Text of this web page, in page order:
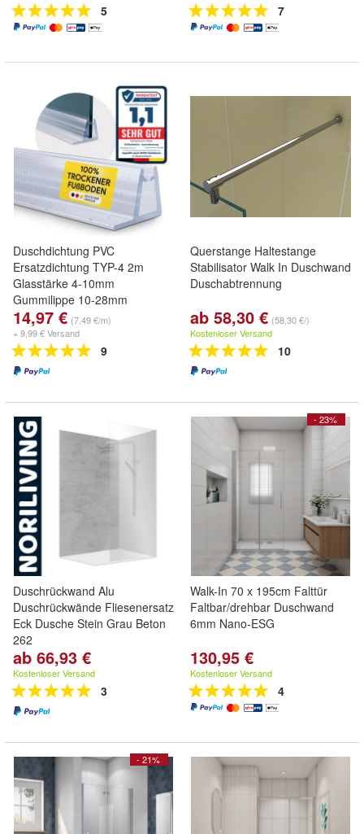
5 7
Duschdichtung PVC
Ersatzdichtung TYP-4 2m
Glasstärke 4-10mm
Gummilippe 10-28mm
14,97 € (7,49 €/m)
+ 9,99 € Versand
9
Querstange Haltestange
Stabilisator Walk In Duschwand
Duschabtrennung
ab 58,30 € (58,30 €/)
Kostenloser Versand
10
Duschrückwand Alu
Duschrückwände Fliesenersatz
Eck Dusche Stein Grau Beton
262
ab 66,93 €
Kostenloser Versand
3
- 23%
Walk-In 70 x 195cm Falttür
Faltbar/drehbar Duschwand
6mm Nano-ESG
130,95 €
Kostenloser Versand
4
- 21%